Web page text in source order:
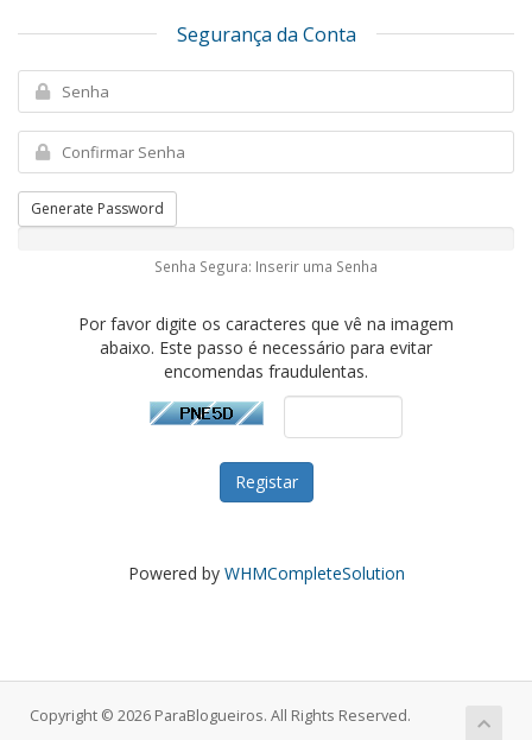
Segurança da Conta
Generate Password
Senha Segura: Inserir uma Senha
Por favor digite os caracteres que vê na imagem
abaixo. Este passo é necessário para evitar
encomendas fraudulentas.
Powered by WHMCompleteSolution
Copyright © 2026 ParaBlogueiros. All Rights Reserved.